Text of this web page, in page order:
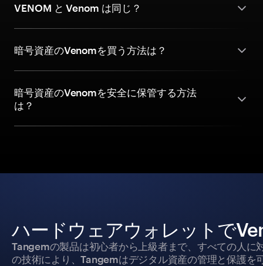
VENOM と Venom は同じ？
暗号資産のVenomを買う方法は？
暗号資産のVenomを安全に保管する方法
は？
ハードウェアウォレットで
Tangemの製品は初心者から上級者まで、すべての人に
の技術により、Tangemはデジタル資産の管理と保護を